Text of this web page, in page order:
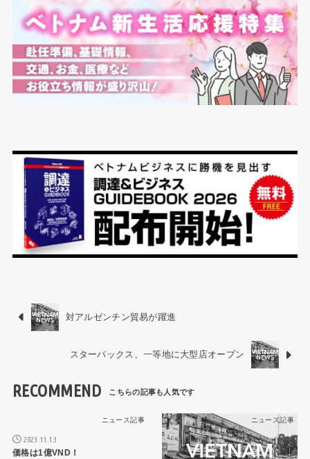
対アルゼンチン貿易が躍進
スターバックス、一等地に大型店オープン
RECOMMEND
ニュース記事
2023.11.13
価格は1億VND！
ニュース記事